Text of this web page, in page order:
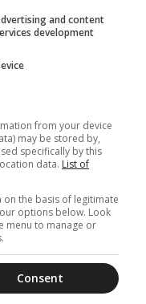
B.
την
Ι.
κόσμο της
κ. Ι.
and content
development
from your device
may be stored by,
specifically by this
data. List of
the basis of legitimate
options below. Look
menu to manage or
Consent